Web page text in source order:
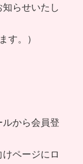
らせいたし
す。）
から会員登
ページにロ